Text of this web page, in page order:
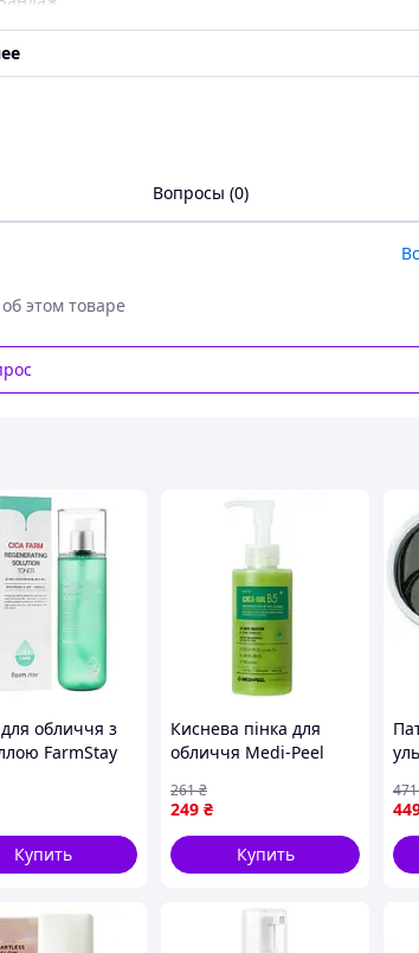
укомплектована согласно перечня медицинских
чтобы ее содержимое могло быстро помочь
грудной клетки (известное как открытый
пиксель, а стенки подсумка усилены
и ударов.
к подсумку эластичным витым шнуром.
можно разместить на разгрузке,
системы MOLE.
ее на снаряжении.
базовый перечень средств экстренной
помощи на поле боя
Вопросы (0)
этом товаре
обличчя з
FarmStay
Solution
Купить
Киснева пінка для
обличчя Medi-Peel
BHA Vitamin Calming
O2 Deep Cleanser 150
m
249 ₴
261₴
Купить
471